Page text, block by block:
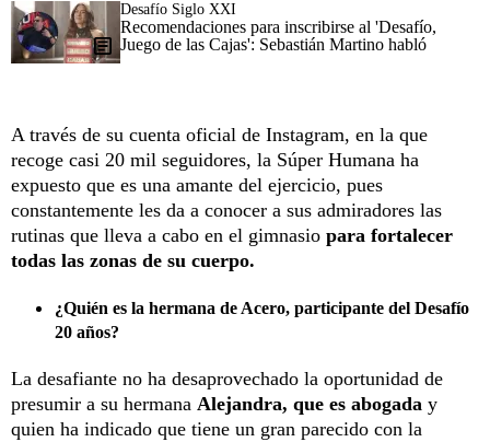
Desafío Siglo XXI
Recomendaciones para inscribirse al 'Desafío,
Juego de las Cajas': Sebastián Martino habló
A través de su cuenta oficial de Instagram, en la que
recoge casi 20 mil seguidores, la Súper Humana ha
expuesto que es una amante del ejercicio, pues
constantemente les da a conocer a sus admiradores las
rutinas que lleva a cabo en el gimnasio para fortalecer
todas las zonas de su cuerpo.
¿Quién es la hermana de Acero, participante del Desafío
20 años?
La desafiante no ha desaprovechado la oportunidad de
presumir a su hermana Alejandra, que es abogada y
quien ha indicado que tiene un gran parecido con la